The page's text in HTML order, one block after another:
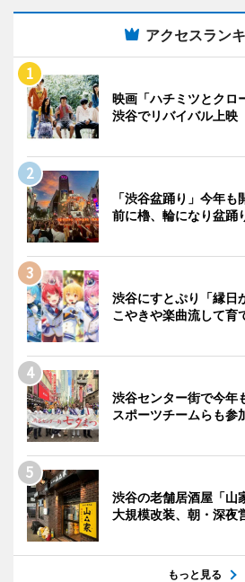
アクセスラン
映画「ハチミツとクロ
渋谷でリバイバル上映
「渋谷盆踊り」今年
前に櫓、輪になり盆踊
渋谷にすとぷり「縁
こやきや楽曲流して育
渋谷センター街で今
スポーツチームらも参
渋谷の老舗居酒屋「
大規模改装、朝・深夜
もっと見る